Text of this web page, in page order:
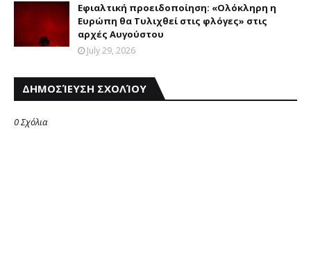
Eφιαλτική προειδοποίηση: «Oλόκληρη η
Eυρώπη θα Tυλιχθεί στις φλόγες» στις
αρχές Aυγούστου
July 29, 2026
ΔΗΜΟΣΊΕΥΣΗ ΣΧΟΛΊΟΥ
0 Σχόλια